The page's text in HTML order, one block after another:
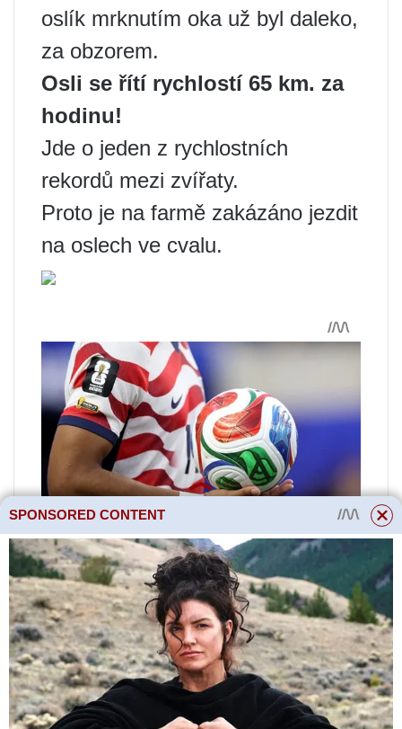
oslík mrknutím oka už byl daleko,
za obzorem.
Osli se řítí rychlostí 65 km. za
hodinu!
Jde o jeden z rychlostních
rekordů mezi zvířaty.
Proto je na farmě zakázáno jezdit
na oslech ve cvalu.
SPONSORED CONTENT